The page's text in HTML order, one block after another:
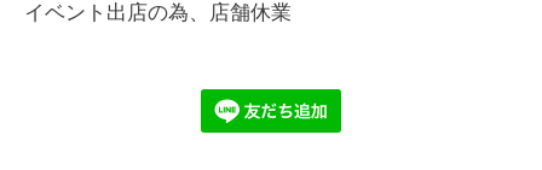
イベント出店の為、店舗休業